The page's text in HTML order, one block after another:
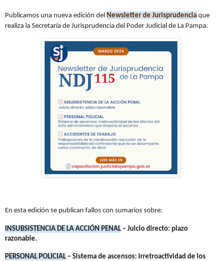
Publicamos una nueva edición del Newsletter de Jurisprudenciaque
realiza la Secretaría de Jurisprudencia del Poder Judicial de La Pampa.
En esta edición se publican fallos con sumarios sobre:
INSUBSISTENCIA DE LA ACCIÓN PENAL – Juicio directo: plazo
razonable.
PERSONAL POLICIAL – Sistema de ascensos: irretroactividad de los